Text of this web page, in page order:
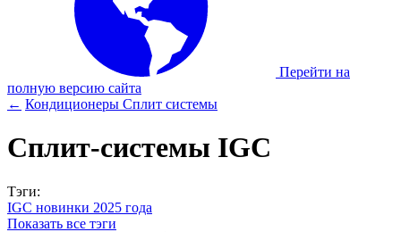
Перейти на
полную версию сайта
← Кондиционеры Сплит системы
Сплит-системы IGC
Тэги:
IGC новинки 2025 года
Показать все тэги